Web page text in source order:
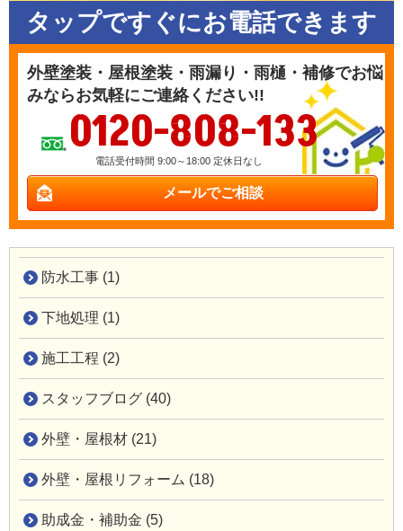
タップですぐにお電話できます
外壁塗装・屋根塗装・雨漏り・雨樋・補修でお悩
みならお気軽にご連絡ください!!
0120-808-133
電話受付時間 9:00～18:00 定休日なし
メールでご相談
防水工事 (1)
下地処理 (1)
施工工程 (2)
スタッフブログ (40)
外壁・屋根材 (21)
外壁・屋根リフォーム (18)
助成金・補助金 (5)